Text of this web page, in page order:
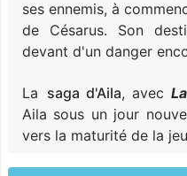
ses ennemis, à
de Césarus. Son
devant d'un danger
La saga d'Aila, avec
Aila sous un jour
vers la maturité de la